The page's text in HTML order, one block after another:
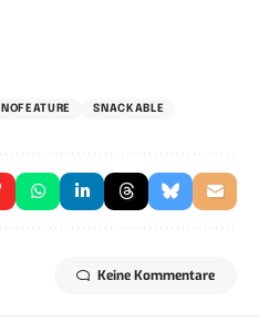
NOFEATURE SNACKABLE
Keine Kommentare